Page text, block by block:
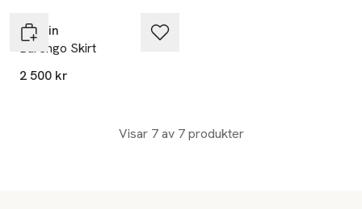
Stylein
Barengo Skirt
2 500 kr
Visar 7 av 7 produkter